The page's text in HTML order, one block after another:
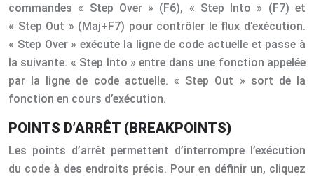
commandes « Step Over » (F6), « Step Into » (F7) et
« Step Out » (Maj+F7) pour contrôler le flux d’exécution.
« Step Over » exécute la ligne de code actuelle et passe à
la suivante. « Step Into » entre dans une fonction appelée
par la ligne de code actuelle. « Step Out » sort de la
fonction en cours d’exécution.
POINTS D’ARRÊT (BREAKPOINTS)
Les points d’arrêt permettent d’interrompre l’exécution
du code à des endroits précis. Pour en définir un, cliquez